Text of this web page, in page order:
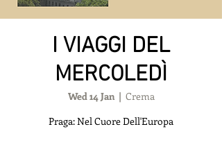
I VIAGGI DEL
MERCOLEDÌ
Wed 14 Jan
  |
Crema
Praga: Nel Cuore Dell'Europa